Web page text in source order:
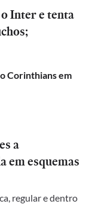
Inter e tenta
Corinthians em
a
em esquemas
regular e dentro